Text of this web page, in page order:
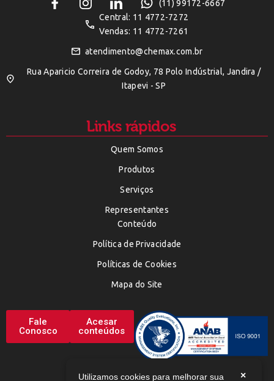
(11) 99172-6667
Central: 11 4772-7272
Vendas: 11 4772-7261
atendimento@chemax.com.br
Rua Aparicio Correira de Godoy, 78 Polo Indústrial, Jandira /
Itapevi - SP
Links rápidos
Quem Somos
Produtos
Serviços
Representantes
Conteúdo
Política de Privacidade
Políticas de Cookies
Mapa do Site
Fale
Conosco
Acesar
conteúdos
×
Utilizamos cookies para melhorar sua